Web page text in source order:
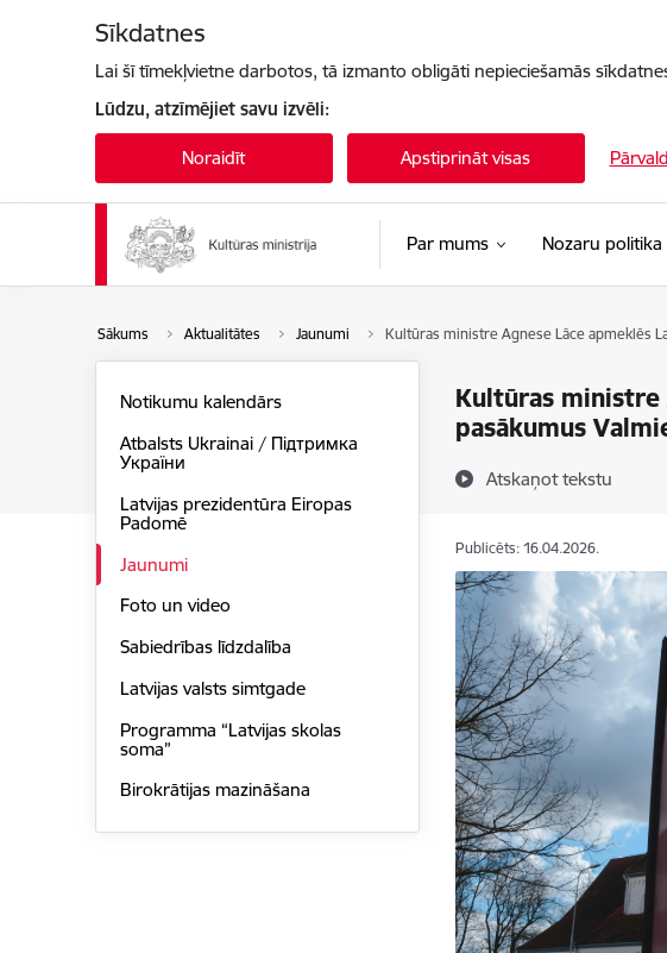
Sīkdatnes
Lai šī tīmekļvietne darbotos, tā izmanto obligāti nepieciešamās
Lūdzu, atzīmējiet savu izvēli:
Noraidīt Apstiprināt visas
Par mums Nozaru politika
Sākums Aktualitātes Jaunumi Kultūras ministre Agnese Lāce apmeklēs
Kultūras ministre
pasākumus
Atskaņot tekstu
Notikumu kalendārs
Atbalsts Ukrainai / Підтримка
України
Latvijas prezidentūra Eiropas
Padomē
Jaunumi
Foto un video
Sabiedrības līdzdalība
Latvijas valsts simtgade
Programma “Latvijas skolas
soma”
Birokrātijas mazināšana
Publicēts: 16.04.2026.